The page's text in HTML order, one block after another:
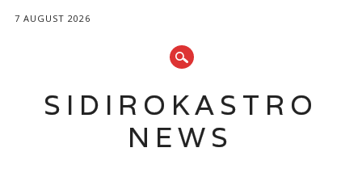
7 AUGUST 2026
SIDIROKASTRO
NEWS